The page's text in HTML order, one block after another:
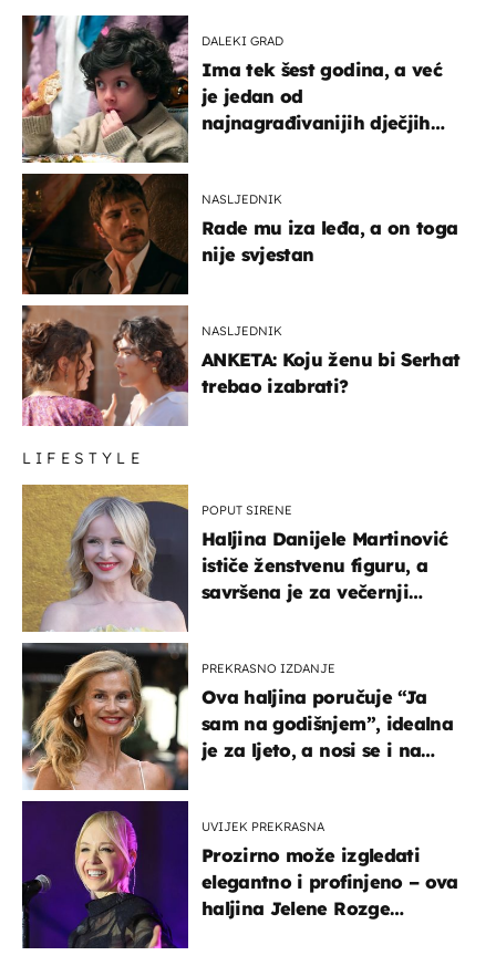
DALEKI GRAD
Ima tek šest godina, a već
je jedan od
najnagrađivanijih dječjih
NASLJEDNIK
Rade mu iza leđa, a on toga
nije svjestan
NASLJEDNIK
ANKETA: Koju ženu bi Serhat
trebao izabrati?
LIFESTYLE
POPUT SIRENE
Haljina Danijele Martinović
ističe ženstvenu figuru, a
savršena je za večernji
PREKRASNO IZDANJE
Ova haljina poručuje “Ja
sam na godišnjem”, idealna
je za ljeto, a nosi se i na
UVIJEK PREKRASNA
Prozirno može izgledati
elegantno i profinjeno – ova
haljina Jelene Rozge